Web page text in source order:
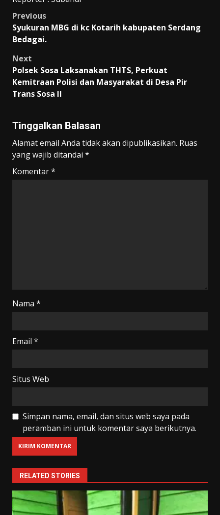
Post
navigation
Previous
Syukuran MBG di kc Kotarih kabupaten Serdang
Bedagai.
Next
Polsek Sosa Laksanakan THTS, Perkuat
Kemitraan Polisi dan Masyarakat di Desa Pir
Trans Sosa II
Tinggalkan Balasan
Alamat email Anda tidak akan dipublikasikan. Ruas
yang wajib ditandai *
Komentar*
Nama *
Email *
Situs Web
Simpan nama, email, dan situs web saya pada
peramban ini untuk komentar saya berikutnya.
RELATED STORIES